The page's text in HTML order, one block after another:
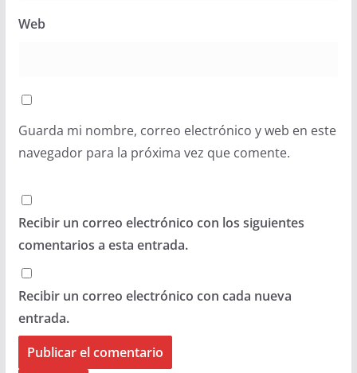
Web
Guarda mi nombre, correo electrónico y web en este
navegador para la próxima vez que comente.
Recibir un correo electrónico con los siguientes
comentarios a esta entrada.
Recibir un correo electrónico con cada nueva
entrada.